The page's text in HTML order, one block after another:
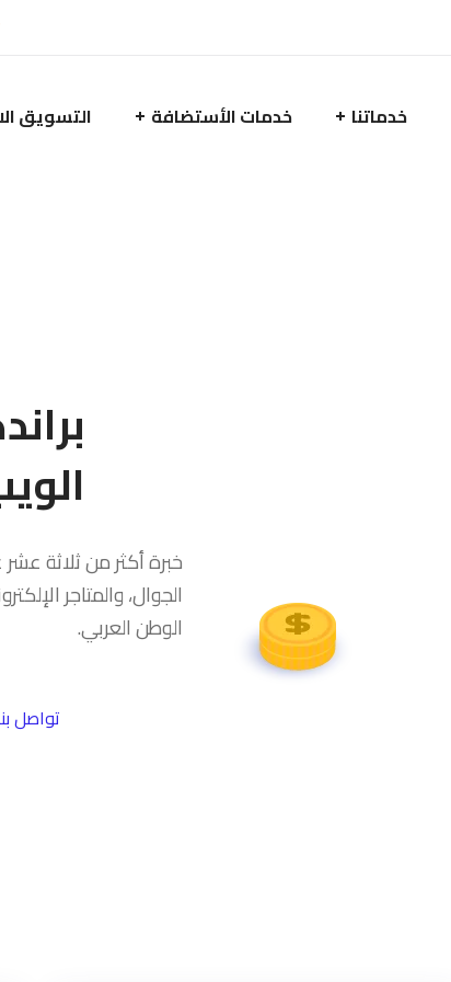
خدماتنا خدمات الأستضافة التسويق
خبرة أكثر من ثلاثة
الجوال، والمتاجر
الوطن العربي.
تواصل